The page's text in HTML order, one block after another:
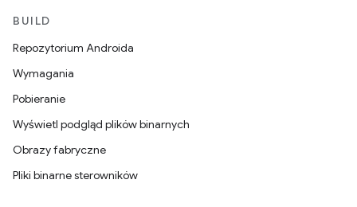
BUILD
Repozytorium Androida
Wymagania
Pobieranie
Wyświetl podgląd plików binarnych
Obrazy fabryczne
Pliki binarne sterowników